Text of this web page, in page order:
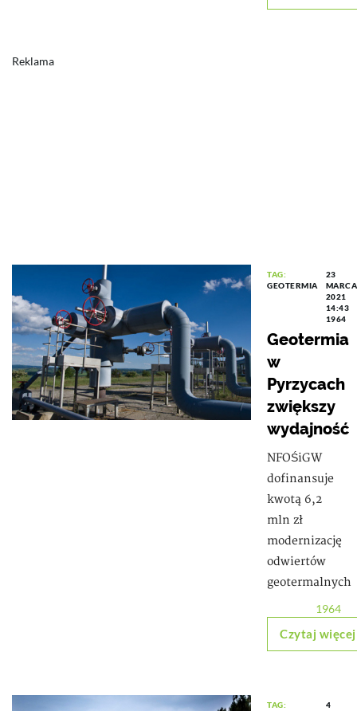
Reklama
TAG:
GEOTERMIA
23
MARCA
2021
14:43
1964
Geotermia
w
Pyrzycach
zwiększy
wydajność
NFOŚiGW
dofinansuje
kwotą 6,2
mln zł
modernizację
odwiertów
geotermalnych
1964
Czytaj więcej
TAG: 4